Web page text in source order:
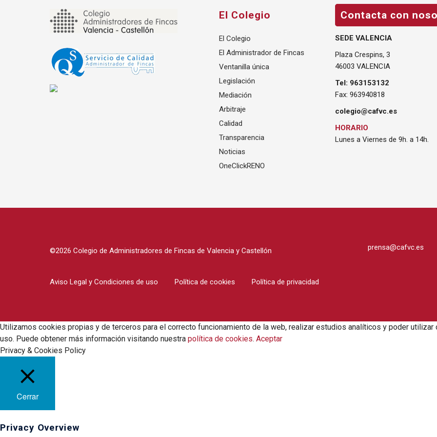
El Colegio
El Colegio
El Administrador de Fincas
Ventanilla única
Legislación
Mediación
Arbitraje
Calidad
Transparencia
Noticias
OneClickRENO
Contacta con
SEDE VALENCIA
Plaza Crespins, 3
46003 VALENCIA
Tel: 963153132
Fax: 963940818
colegio@cafvc.es
HORARIO
Lunes a Viernes de 9h. a 14h.
©2026 Colegio de Administradores de Fincas de Valencia y Castellón prensa@cafvc.es
Aviso Legal y Condiciones de uso Política de cookies Política de privacidad
Utilizamos cookies propias y de terceros para el correcto funcionamiento de la web, realizar estudios analíticos y poder
uso. Puede obtener más información visitando nuestra política de cookies. Aceptar
Privacy & Cookies Policy
Cerrar
Privacy Overview